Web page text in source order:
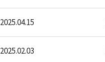
2025.04.15
2025.02.03